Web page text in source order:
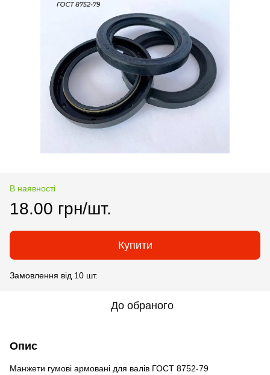
В наявності
18.00 грн/шт.
Купити
Замовлення від 10 шт.
До обраного
Опис
Манжети гумові армовані для валів ГОСТ 8752-79